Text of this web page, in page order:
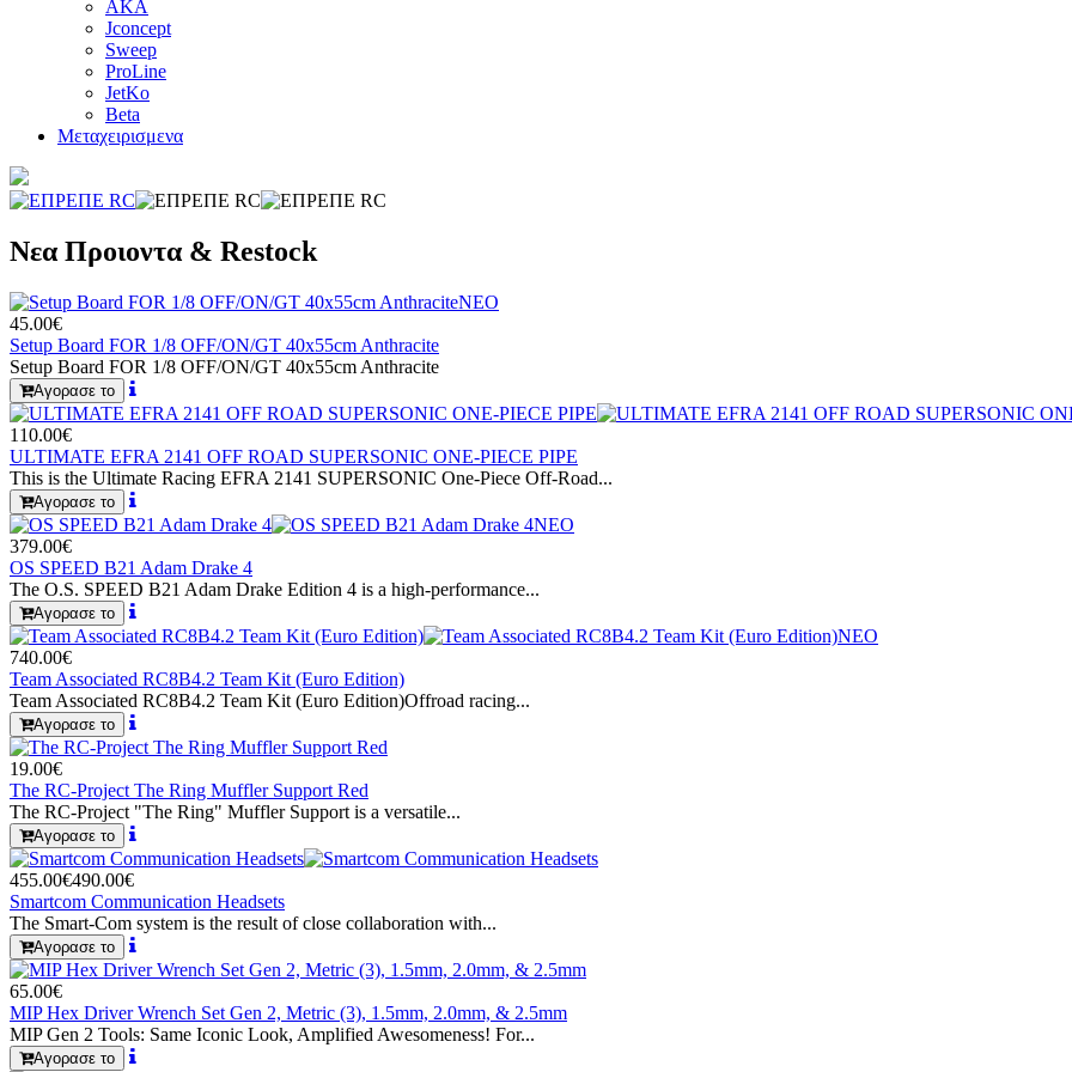
AKA
Jconcept
Sweep
ProLine
JetKo
Beta
Μεταχειρισμενα
Νεα Προιοντα & Restock
ΝΕΟ
45.00€
Setup Board FOR 1/8 OFF/ON/GT 40x55cm Anthracite
Setup Board FOR 1/8 OFF/ON/GT 40x55cm Anthracite
Αγορασε το
110.00€
ULTIMATE EFRA 2141 OFF ROAD SUPERSONIC ONE-PIECE PIPE
This is the Ultimate Racing EFRA 2141 SUPERSONIC One-Piece Off-Road...
Αγορασε το
ΝΕΟ
379.00€
OS SPEED B21 Adam Drake 4
The O.S. SPEED B21 Adam Drake Edition 4 is a high-performance...
Αγορασε το
ΝΕΟ
740.00€
Team Associated RC8B4.2 Team Kit (Euro Edition)
Team Associated RC8B4.2 Team Kit (Euro Edition)Offroad racing...
Αγορασε το
19.00€
The RC-Project The Ring Muffler Support Red
The RC-Project "The Ring" Muffler Support is a versatile...
Αγορασε το
455.00€490.00€
Smartcom Communication Headsets
The Smart-Com system is the result of close collaboration with...
Αγορασε το
65.00€
MIP Hex Driver Wrench Set Gen 2, Metric (3), 1.5mm, 2.0mm, & 2.5mm
MIP Gen 2 Tools: Same Iconic Look, Amplified Awesomeness! For...
Αγορασε το